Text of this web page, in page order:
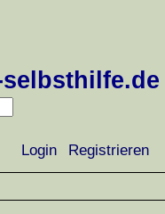
Login Registrieren